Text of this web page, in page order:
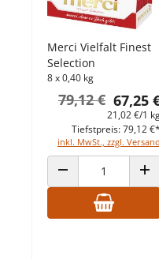
Merci Vielfalt Finest
Selection
8 x 0,40 kg
67,25
79,12 €
21,02 €/1
inkl. MwSt., zzgl. Versand
Tiefstpreis: 79,12 €*
ANZAHL VERRINGERN